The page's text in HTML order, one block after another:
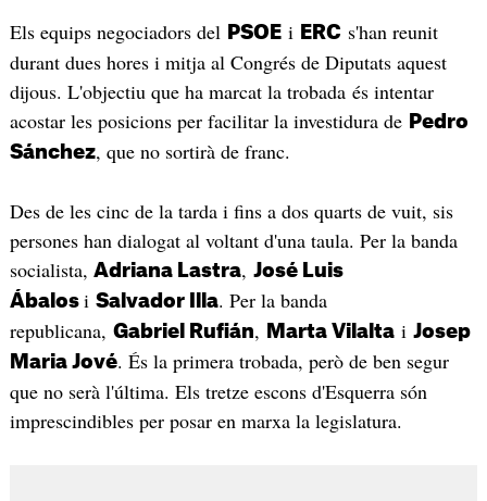
Els equips negociadors del PSOEi ERC s'han reunit
durant dues hores i mitja al Congrés de Diputats aquest
dijous. L'objectiu que ha marcat la trobada és intentar
acostar les posicions per facilitar la investidura de Pedro
Sánchez, que no sortirà de franc.
Des de les cinc de la tarda i fins a dos quarts de vuit, sis
persones han dialogat al voltant d'una taula. Per la banda
socialista, Adriana Lastra, José Luis
Ábalos i Salvador Illa. Per la banda
republicana, Gabriel Rufián, Marta Vilaltai Josep
Maria Jové. És la primera trobada, però de ben segur
que no serà l'última. Els tretze escons d'Esquerra són
imprescindibles per posar en marxa la legislatura.